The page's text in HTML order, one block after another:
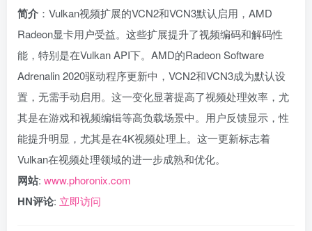
简介 ：Vulkan视频扩展的VCN2和VCN3默认启用，AMD
Radeon显卡用户受益。这些扩展提升了视频编码和解码性
能，特别是在Vulkan API下。AMD的Radeon Software
Adrenalin 2020驱动程序更新中，VCN2和VCN3成为默认设
置，无需手动启用。这一变化显著提高了视频处理效率，尤
其是在游戏和视频编辑等高负载场景中。用户反馈显示，性
能提升明显，尤其是在4K视频处理上。这一更新标志着
Vulkan在视频处理领域的进一步成熟和优化。
网站: www.phoronix.com
HN评论: 立即访问